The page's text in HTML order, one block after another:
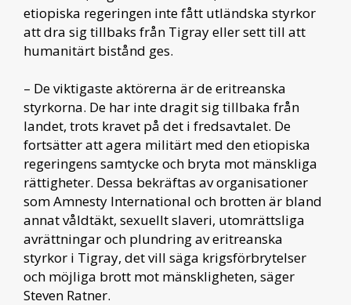
etiopiska regeringen inte fått utländska styrkor
att dra sig tillbaks från Tigray eller sett till att
humanitärt bistånd ges.
– De viktigaste aktörerna är de eritreanska
styrkorna. De har inte dragit sig tillbaka från
landet, trots kravet på det i fredsavtalet. De
fortsätter att agera militärt med den etiopiska
regeringens samtycke och bryta mot mänskliga
rättigheter. Dessa bekräftas av organisationer
som Amnesty International och brotten är bland
annat våldtäkt, sexuellt slaveri, utomrättsliga
avrättningar och plundring av eritreanska
styrkor i Tigray, det vill säga krigsförbrytelser
och möjliga brott mot mänskligheten, säger
Steven Ratner.